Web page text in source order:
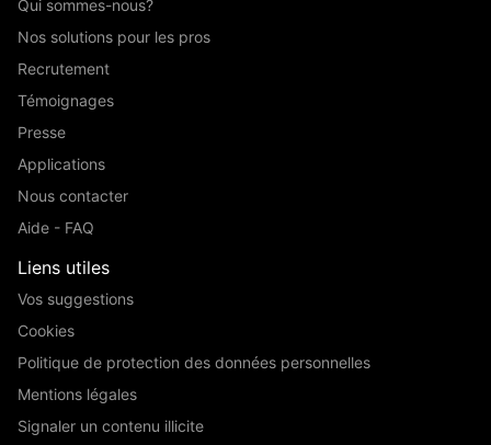
Qui sommes-nous?
Nos solutions pour les pros
Recrutement
Témoignages
Presse
Applications
Nous contacter
Aide - FAQ
Liens utiles
Vos suggestions
Cookies
Politique de protection des données personnelles
Mentions légales
Signaler un contenu illicite